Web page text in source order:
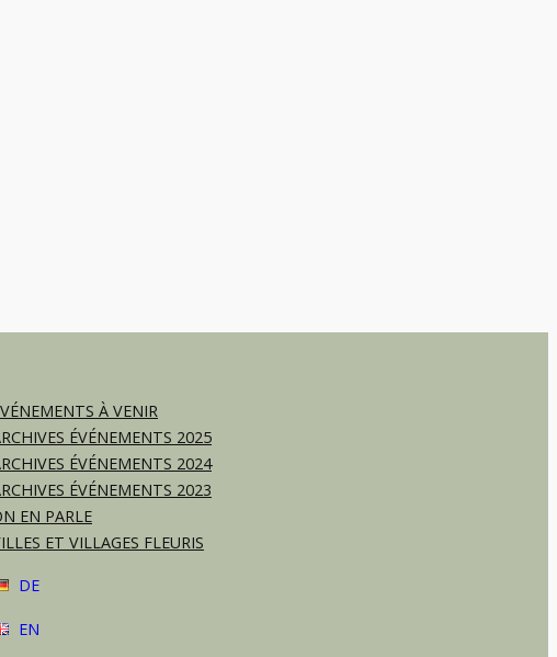
À VENIR
ÉVÉNEMENTS 2025
ÉVÉNEMENTS 2024
ÉVÉNEMENTS 2023
EN PARLE
ET VILLAGES FLEURIS
DE
EN